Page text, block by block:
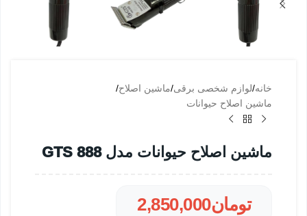
خانه/لوازم شخصی برقی/ماشین اصلاح/
ماشین اصلاح حیوانات
ماشین اصلاح حیوانات مدل GTS 888
تومان2,850,000